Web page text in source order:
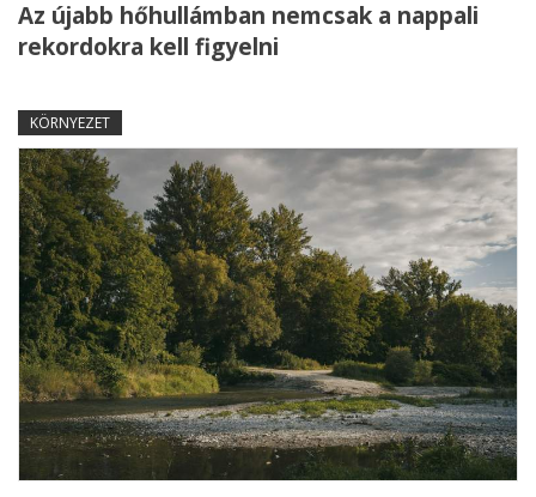
Az újabb hőhullámban nemcsak a nappali
rekordokra kell figyelni
KÖRNYEZET